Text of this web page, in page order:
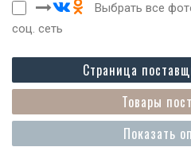
Выбрать все
соц. сеть
Показать
Товары
Страница